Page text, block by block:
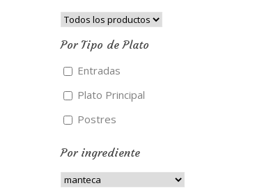
Por Tipo de Plato
Entradas
Plato Principal
Postres
Por ingrediente